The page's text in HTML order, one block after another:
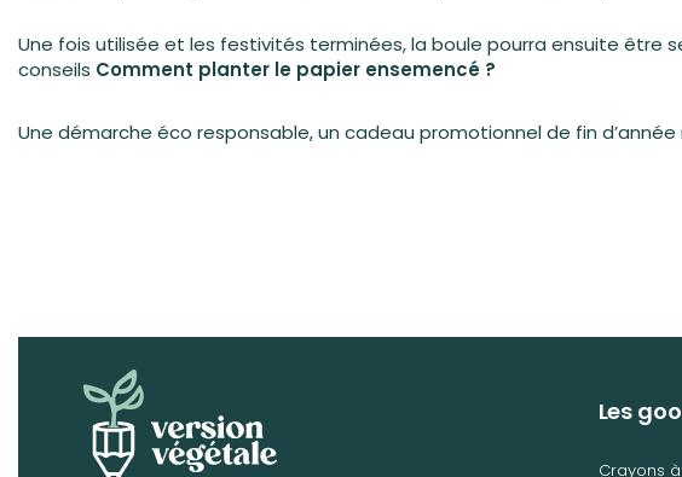
Une fois utilisée et les festivités terminées, la boule pourra ensuite être
conseils Comment planter le papier ensemencé ?
Une démarche éco responsable, un cadeau promotionnel de fin
Les
Crayons